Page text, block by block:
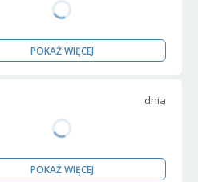
POKAŻ WIĘCEJ
dnia
POKAŻ WIĘCEJ